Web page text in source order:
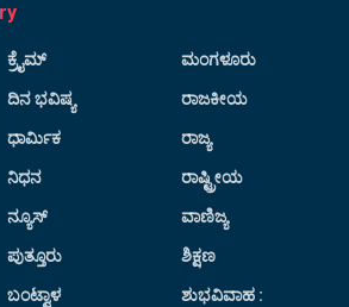
ಕ್ರೈಮ್
ದಿನ ಭವಿಷ್ಯ
ಧಾರ್ಮಿಕ
ನಿಧನ
ನ್ಯೂಸ್
ಪುತ್ತೂರು
ಬಂಟ್ವಾಳ
ಮಂಗಳೂರು
ರಾಜಕೀಯ
ರಾಜ್ಯ
ರಾಷ್ಟ್ರೀಯ
ವಾಣಿಜ್ಯ
ಶಿಕ್ಷಣ
ಶುಭವಿವಾಹ :